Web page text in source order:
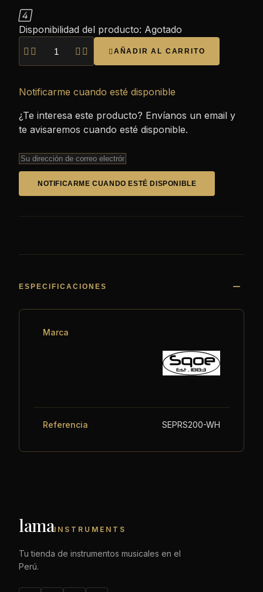

Disponibilidad del producto: Agotado
     AÑADIR AL CARRITO
Notificarme cuando esté disponible
¿Te interesa este producto? Envíanos un email y
te avisaremos cuando esté disponible.
NOTIFICARME CUANDO ESTÉ DISPONIBLE
ESPECIFICACIONES
Marca
Referencia SEPRS200-WH
lamaINSTRUMENTS
Tu tienda de instrumentos musicales en el
Perú.